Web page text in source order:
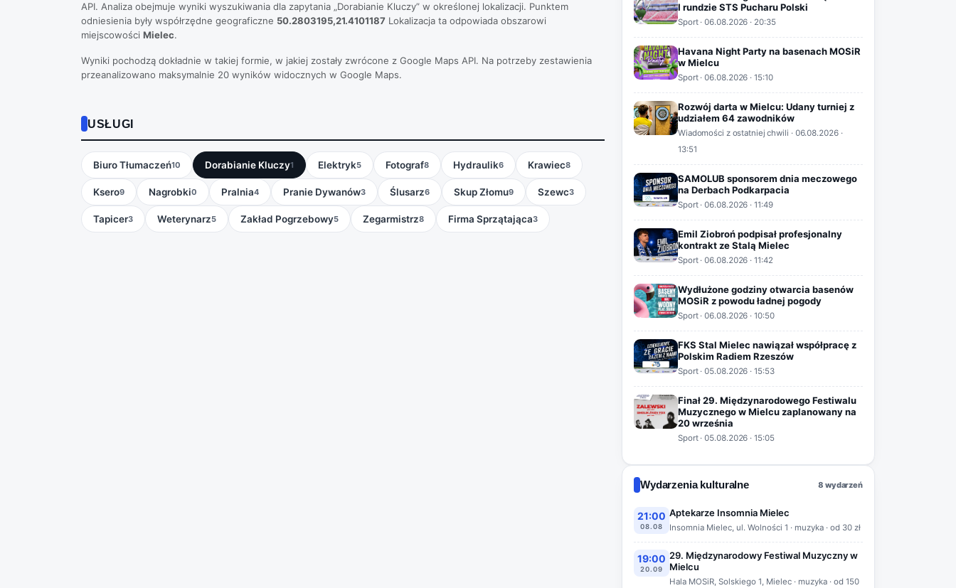
API. Analiza obejmuje wyniki wyszukiwania dla zapytania „Dorabianie Kluczy” w określonej lokalizacji. Punktem
odniesienia były współrzędne geograficzne 50.2803195,21.4101187 Lokalizacja ta odpowiada obszarowi
miejscowości Mielec.
Wyniki pochodzą dokładnie w takiej formie, w jakiej zostały zwrócone z Google Maps API. Na potrzeby zestawienia
przeanalizowano maksymalnie 20 wyników widocznych w Google Maps.
USŁUGI
Biuro Tłumaczeń10 Dorabianie Kluczy1 Elektryk5 Fotograf8 Hydraulik6 Krawiec8
Ksero9 Nagrobki0 Pralnia4 Pranie Dywanów3 Ślusarz6 Skup Złomu9 Szewc3
Tapicer3 Weterynarz5 Zakład Pogrzebowy5 Zegarmistrz8 Firma Sprzątająca3
I rundzie STS Pucharu Polski
Sport·06.08.2026 · 20:35
Havana Night Party na basenach MOSiR
w Mielcu
Sport·06.08.2026 · 15:10
Rozwój darta w Mielcu: Udany turniej z
udziałem 64 zawodników
Wiadomości z ostatniej chwili · 06.08.2026·
13:51
SAMOLUB sponsorem dnia meczowego
na Derbach Podkarpacia
Sport·06.08.2026 · 11:49
Emil Ziobroń podpisał profesjonalny
kontrakt ze Stalą Mielec
Sport·06.08.2026 · 11:42
Wydłużone godziny otwarcia basenów
MOSiR z powodu ładnej pogody
Sport·06.08.2026 · 10:50
FKS Stal Mielec nawiązał współpracę z
Polskim Radiem Rzeszów
Sport·05.08.2026 · 15:53
Finał 29. Międzynarodowego Festiwalu
Muzycznego w Mielcu zaplanowany na
20 września
Sport·05.08.2026 · 15:05
Wydarzenia kulturalne 8 wydarzeń
21:00
08.08
Aptekarze Insomnia Mielec
Insomnia Mielec, ul. Wolności 1 · muzyka · od 30 zł
19:00
20.09
29. Międzynarodowy Festiwal Muzyczny w
Mielcu
Hala MOSiR, Solskiego 1, Mielec · muzyka · od 150